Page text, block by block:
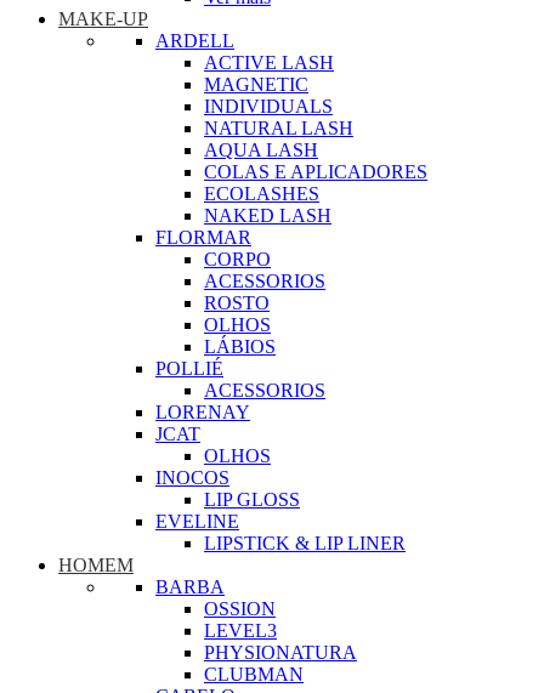
MAKE-UP
ARDELL
ACTIVE LASH
MAGNETIC
INDIVIDUALS
NATURAL LASH
AQUA LASH
COLAS E APLICADORES
ECOLASHES
NAKED LASH
FLORMAR
CORPO
ACESSORIOS
ROSTO
OLHOS
LÁBIOS
POLLIÉ
ACESSORIOS
LORENAY
JCAT
OLHOS
INOCOS
LIP GLOSS
EVELINE
LIPSTICK & LIP LINER
HOMEM
BARBA
OSSION
LEVEL3
PHYSIONATURA
CLUBMAN